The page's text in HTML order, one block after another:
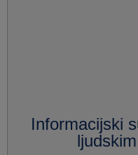
Informacijski